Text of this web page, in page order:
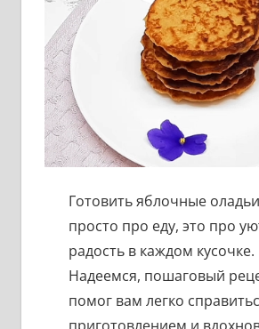
Готовить яблочные
просто про еду, это про
радость в каждом кусочке.
Надеемся, пошаговый
помог вам легко
приготовлением и